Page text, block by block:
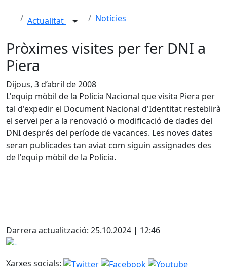
Actualitat Notícies
Pròximes visites per fer DNI a
Piera
Dijous, 3 d’abril de 2008
L'equip mòbil de la Policia Nacional que visita Piera per
tal d'expedir el Document Nacional d'Identitat resteblirà
el servei per a la renovació o modificació de dades del
DNI després del període de vacances. Les noves dates
seran publicades tan aviat com siguin assignades des
de l'equip mòbil de la Policia.
Darrera actualització: 25.10.2024 | 12:46
-
Xarxes socials: